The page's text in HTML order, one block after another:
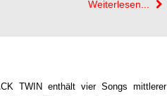
Weiterlesen...
TWIN enthält vier Songs mittlerer